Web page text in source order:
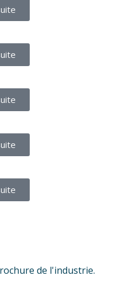
de l'industrie.